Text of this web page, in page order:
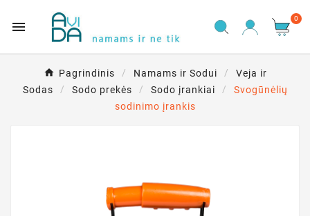

0
Pagrindinis Namams ir Sodui
Veja ir
Sodas
Sodo prekės Sodo įrankiai
Svogūnėlių
sodinimo įrankis